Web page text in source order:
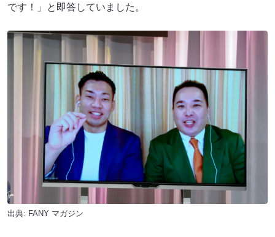
です！」と即答していました。
出典: FANY マガジン